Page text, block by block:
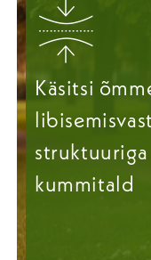
Käsitsi
struktuuriga
kummitald